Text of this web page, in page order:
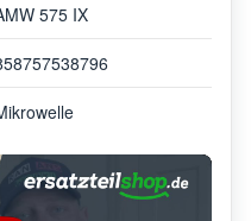
575 IX